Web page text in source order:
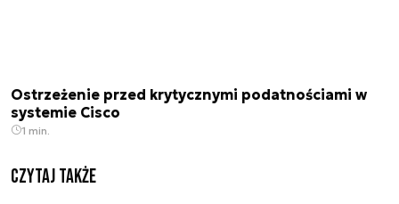
Ostrzeżenie przed krytycznymi podatnościami w
systemie Cisco
1 min.
Czytaj także